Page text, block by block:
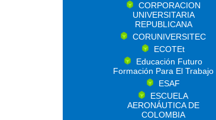
CORPORACION
UNIVERSITARIA
REPUBLICANA
CORUNIVERSITEC
ECOTEt
Educación Futuro
Formación Para El Trabajo
ESAF
ESCUELA
AERONÁUTICA DE
COLOMBIA